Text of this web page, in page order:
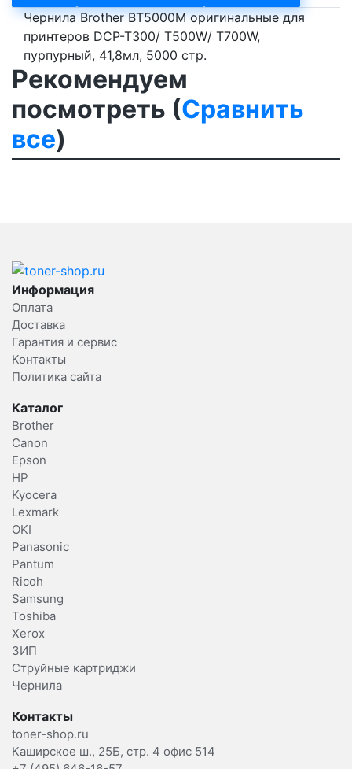
Чернила Brother BT5000M оригинальные для
принтеров DCP-T300/ T500W/ T700W,
пурпурный, 41,8мл, 5000 стр.
Рекомендуем
посмотреть (Сравнить
все)
Информация
Оплата
Доставка
Гарантия и сервис
Контакты
Политика сайта
Каталог
Brother
Canon
Epson
HP
Kyocera
Lexmark
OKI
Panasonic
Pantum
Ricoh
Samsung
Toshiba
Xerox
ЗИП
Струйные картриджи
Чернила
Контакты
toner-shop.ru
Каширское ш., 25Б, стр. 4 офис 514